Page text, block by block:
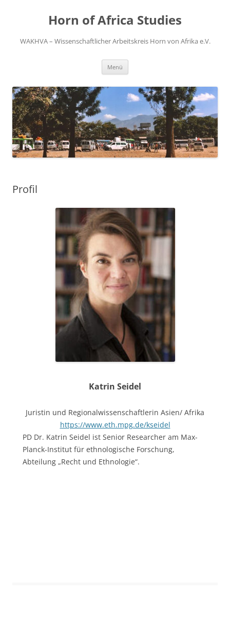
Horn of Africa Studies
WAKHVA – Wissenschaftlicher Arbeitskreis Horn von Afrika e.V.
Menü
Profil
Katrin Seidel
Juristin und Regionalwissenschaftlerin Asien/ Afrika
https://www.eth.mpg.de/kseidel
PD Dr. Katrin Seidel ist Senior Researcher am Max-
Planck-Institut für ethnologische Forschung,
Abteilung „Recht und Ethnologie“.